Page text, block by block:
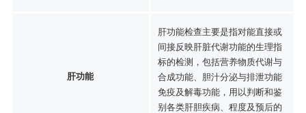
肝功能
肝功能检查主要是指对能直接或
间接反映肝脏代谢功能的生理指
标的检测，包括营养物质代谢与
合成功能、胆汁分泌与排泄功能
免疫及解毒功能，用以判断和鉴
别各类肝胆疾病、程度及预后的